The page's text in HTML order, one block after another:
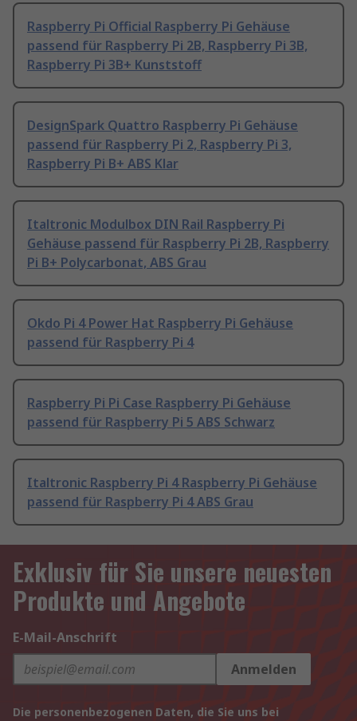
Raspberry Pi Official Raspberry Pi Gehäuse
passend für Raspberry Pi 2B, Raspberry Pi 3B,
Raspberry Pi 3B+ Kunststoff
DesignSpark Quattro Raspberry Pi Gehäuse
passend für Raspberry Pi 2, Raspberry Pi 3,
Raspberry Pi B+ ABS Klar
Italtronic Modulbox DIN Rail Raspberry Pi
Gehäuse passend für Raspberry Pi 2B, Raspberry
Pi B+ Polycarbonat, ABS Grau
Okdo Pi 4 Power Hat Raspberry Pi Gehäuse
passend für Raspberry Pi 4
Raspberry Pi Pi Case Raspberry Pi Gehäuse
passend für Raspberry Pi 5 ABS Schwarz
Italtronic Raspberry Pi 4 Raspberry Pi Gehäuse
passend für Raspberry Pi 4 ABS Grau
Exklusiv für Sie unsere neuesten
Produkte und Angebote
E-Mail-Anschrift
Anmelden
Die personenbezogenen Daten, die Sie uns bei